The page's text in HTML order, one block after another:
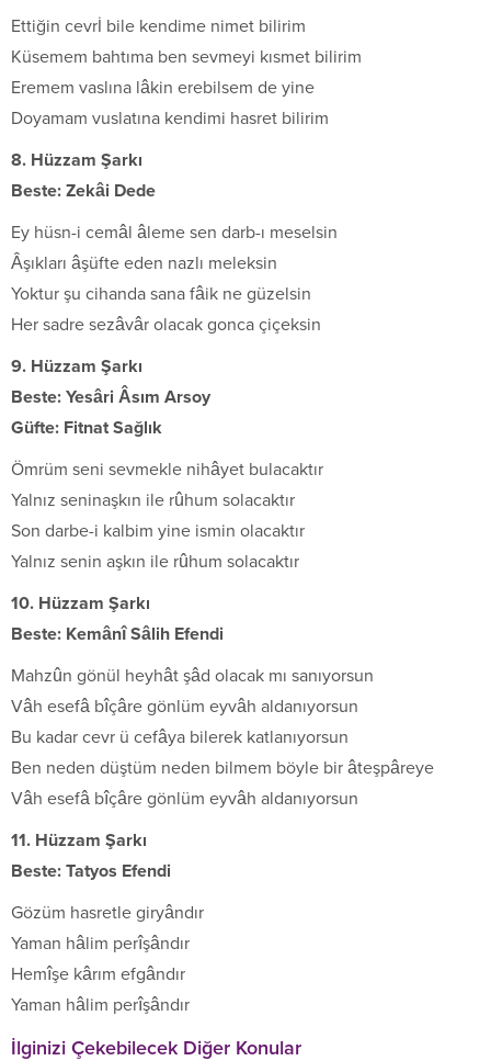
Ettiğin cevrİ bile kendime nimet bilirim
Küsemem bahtıma ben sevmeyi kısmet bilirim
Eremem vaslına lâkin erebilsem de yine
Doyamam vuslatına kendimi hasret bilirim
8. Hüzzam Şarkı
Beste: Zekâi Dede
Ey hüsn-i cemâl âleme sen darb-ı meselsin
Âşıkları âşüfte eden nazlı meleksin
Yoktur şu cihanda sana fâik ne güzelsin
Her sadre sezâvâr olacak gonca çiçeksin
9. Hüzzam Şarkı
Beste: Yesâri Âsım Arsoy
Güfte: Fitnat Sağlık
Ömrüm seni sevmekle nihâyet bulacaktır
Yalnız seninaşkın ile rûhum solacaktır
Son darbe-i kalbim yine ismin olacaktır
Yalnız senin aşkın ile rûhum solacaktır
10. Hüzzam Şarkı
Beste: Kemânî Sâlih Efendi
Mahzûn gönül heyhât şâd olacak mı sanıyorsun
Vâh esefâ bîçâre gönlüm eyvâh aldanıyorsun
Bu kadar cevr ü cefâya bilerek katlanıyorsun
Ben neden düştüm neden bilmem böyle bir âteşpâreye
Vâh esefâ bîçâre gönlüm eyvâh aldanıyorsun
11. Hüzzam Şarkı
Beste: Tatyos Efendi
Gözüm hasretle giryândır
Yaman hâlim perîşândır
Hemîşe kârım efgândır
Yaman hâlim perîşândır
İlginizi Çekebilecek Diğer Konular